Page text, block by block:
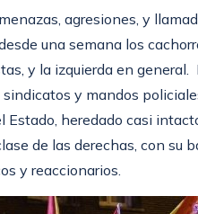
agresiones, y
una semana los
y la izquierda en
y mandos
Estado, heredado casi
de las derechas, con su
y reaccionarios.